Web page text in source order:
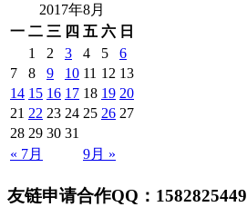
2017年8月
一 二 三 四 五 六 日
« 7月 9月 »
1 2 3 4 5
6
7
8 9 10 11 12 13
14 15 16 17 18 19 20
21 22 23 24 25 26 27
28 29 30 31
友链申请合作QQ：1582825449